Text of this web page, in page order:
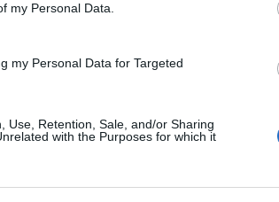
my Personal Data.
my Personal Data for Targeted
Use, Retention, Sale, and/or Sharing
with the Purposes for which it